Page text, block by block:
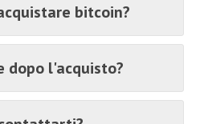
bitcoin?
dopo l'acquisto?